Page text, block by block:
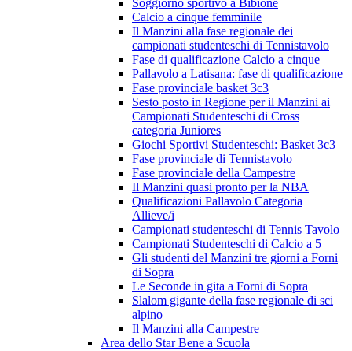
Soggiorno sportivo a Bibione
Calcio a cinque femminile
Il Manzini alla fase regionale dei
campionati studenteschi di Tennistavolo
Fase di qualificazione Calcio a cinque
Pallavolo a Latisana: fase di qualificazione
Fase provinciale basket 3c3
Sesto posto in Regione per il Manzini ai
Campionati Studenteschi di Cross
categoria Juniores
Giochi Sportivi Studenteschi: Basket 3c3
Fase provinciale di Tennistavolo
Fase provinciale della Campestre
Il Manzini quasi pronto per la NBA
Qualificazioni Pallavolo Categoria
Allieve/i
Campionati studenteschi di Tennis Tavolo
Campionati Studenteschi di Calcio a 5
Gli studenti del Manzini tre giorni a Forni
di Sopra
Le Seconde in gita a Forni di Sopra
Slalom gigante della fase regionale di sci
alpino
Il Manzini alla Campestre
Area dello Star Bene a Scuola